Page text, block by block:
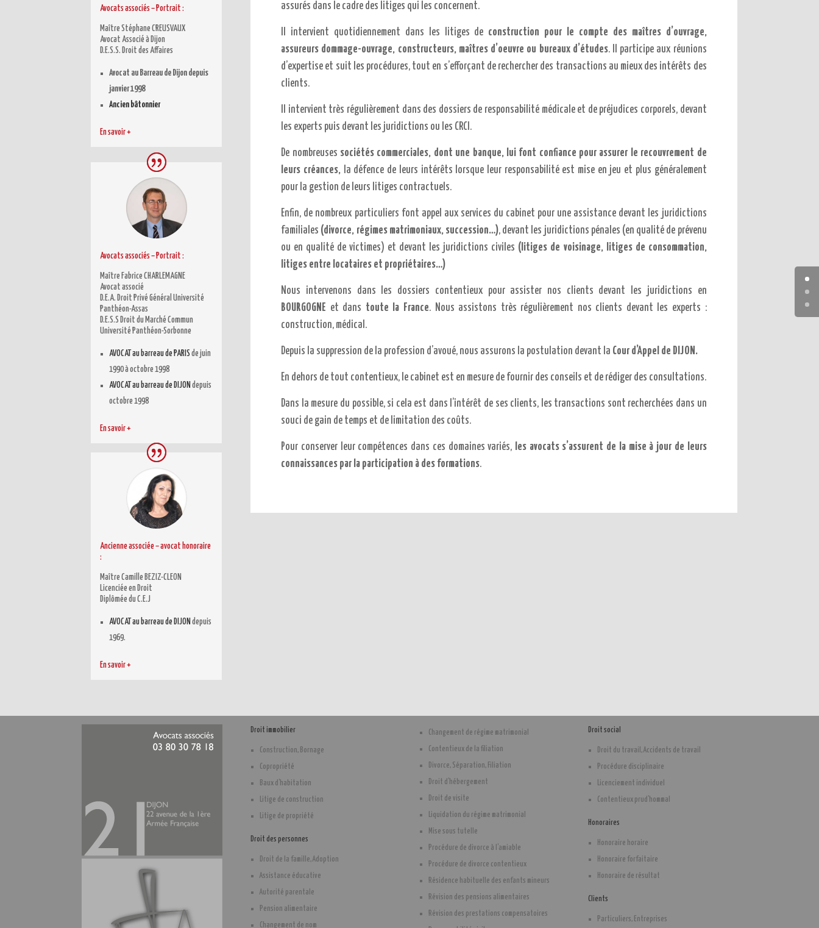
Avocats associés – Portrait :
Maître Stéphane CREUSVAUX
Avocat Associé à Dijon
D.E.S.S. Droit des Affaires
Avocat au Barreau de Dijon depuis
janvier 1998
Ancien bâtonnier
En savoir +
Avocats associés – Portrait :
Maître Fabrice CHARLEMAGNE
Avocat associé
D.E.A. Droit Privé Général Université
Panthéon-Assas
D.E.S.S Droit du Marché Commun
Université Panthéon-Sorbonne
AVOCAT au barreau de PARIS de juin
1990 à octobre 1998
AVOCAT au barreau de DIJON depuis
octobre 1998
En savoir +
Ancienne associée – avocat honoraire
:
Maître Camille BEZIZ-CLEON
Licenciée en Droit
Diplômée du C.E.J
AVOCAT au barreau de DIJON depuis
1969.
En savoir +
assurés dans le cadre des litiges qui les concernent.
Il intervient quotidiennement dans les litiges de construction pour le compte des maîtres d’ouvrage,
assureurs dommage-ouvrage, constructeurs, maîtres d’oeuvre ou bureaux d’études. Il participe aux réunions
d’expertise et suit les procédures, tout en s’efforçant de rechercher des transactions au mieux des intérêts des
clients.
Il intervient très régulièrement dans des dossiers de responsabilité médicale et de préjudices corporels, devant
les experts puis devant les juridictions ou les CRCI.
De nombreuses sociétés commerciales, dont une banque, lui font confiance pour assurer le recouvrement de
leurs créances,la défence de leurs intérêts lorsque leur responsabilité est mise en jeu et plus généralement
pour la gestion de leurs litiges contractuels.
Enfin, de nombreux particuliers font appel aux services du cabinet pour une assistance devant les juridictions
familiales (divorce, régimes matrimoniaux, succession…), devant les juridictions pénales (en qualité de prévenu
ou en qualité de victimes) et devant les juridictions civiles (litiges de voisinage, litiges de consommation,
litiges entre locataires et propriétaires…)
Nous intervenons dans les dossiers contentieux pour assister nos clients devant les juridictions en
BOURGOGNE et dans toute la France. Nous assistons très régulièrement nos clients devant les experts :
construction, médical.
Depuis la suppression de la profession d’avoué, nous assurons la postulation devant la Cour d’Appel de DIJON.
En dehors de tout contentieux, le cabinet est en mesure de fournir des conseils et de rédiger des consultations.
Dans la mesure du possible, si cela est dans l’intérêt de ses clients, les transactions sont recherchées dans un
souci de gain de temps et de limitation des coûts.
Pour conserver leur compétences dans ces domaines variés, les avocats s’assurent de la mise à jour de leurs
connaissances par la participation à des formations.
Droit immobilier
Construction, Bornage
Copropriété
Baux d'habitation
Litige de construction
Litige de propriété
Droit des personnes
Droit de la famille, Adoption
Assistance éducative
Autorité parentale
Pension alimentaire
Changement de nom
Changement de régime matrimonial
Contentieux de la filiation
Divorce, Séparation, Filiation
Droit d'hébergement
Droit de visite
Liquidation du régime matrimonial
Mise sous tutelle
Procédure de divorce à l'amiable
Procédure de divorce contentieux
Résidence habituelle des enfants mineurs
Révision des pensions alimentaires
Révision des prestations compensatoires
Droit social
Droit du travail, Accidents de travail
Procédure disciplinaire
Licenciement individuel
Contentieux prud'hommal
Honoraires
Honoraire horaire
Honoraire forfaitaire
Honoraire de résultat
Clients
Particuliers, Entreprises